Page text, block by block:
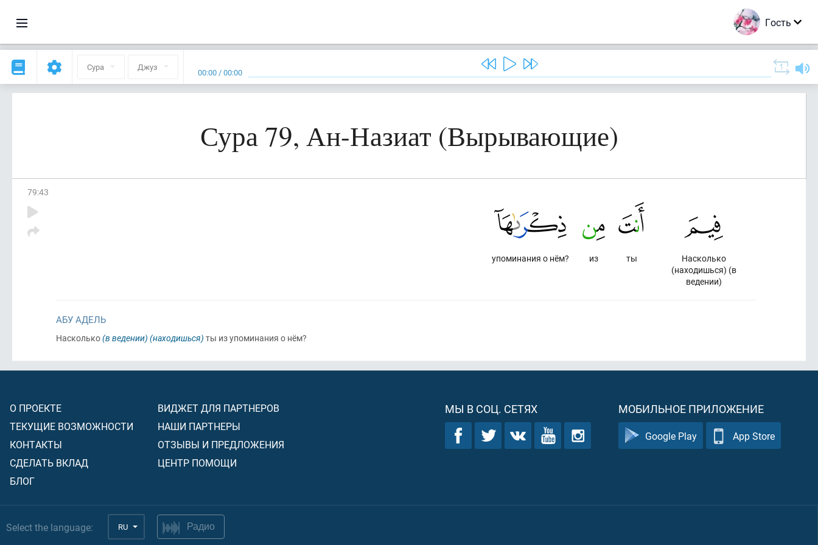
Гость
Сура Джуз 00:00 /00:00
Сура 79, Ан-Назиат (Вырывающие)
79:43
Насколько
(находишься) (в
ведении)
ты
из
упоминания о нём?
АБУ АДЕЛЬ
Насколько(в ведении) (находишься) ты из упоминания о нём?
О ПРОЕКТЕ
ТЕКУЩИЕ ВОЗМОЖНОСТИ
КОНТАКТЫ
СДЕЛАТЬ ВКЛАД
БЛОГ
ВИДЖЕТ ДЛЯ ПАРТНЕРОВ
НАШИ ПАРТНЕРЫ
ОТЗЫВЫ И ПРЕДЛОЖЕНИЯ
ЦЕНТР ПОМОЩИ
МЫ В СОЦ. СЕТЯХ МОБИЛЬНОЕ ПРИЛОЖЕНИЕ
Google Play App Store
Select the language: RU Радио